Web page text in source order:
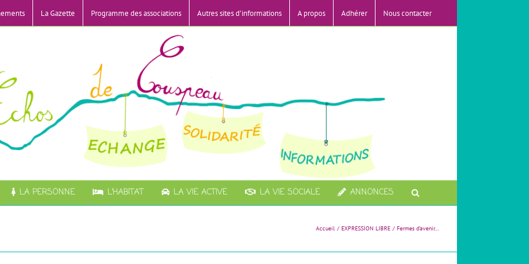
La Gazette Programme des associations Autres sites d’informations A propos Adhérer Nous contacter
LA PERSONNE L’HABITAT LA VIE ACTIVE LA VIE SOCIALE ANNONCES
Accueil EXPRESSION LIBRE Fermes d’avenir…